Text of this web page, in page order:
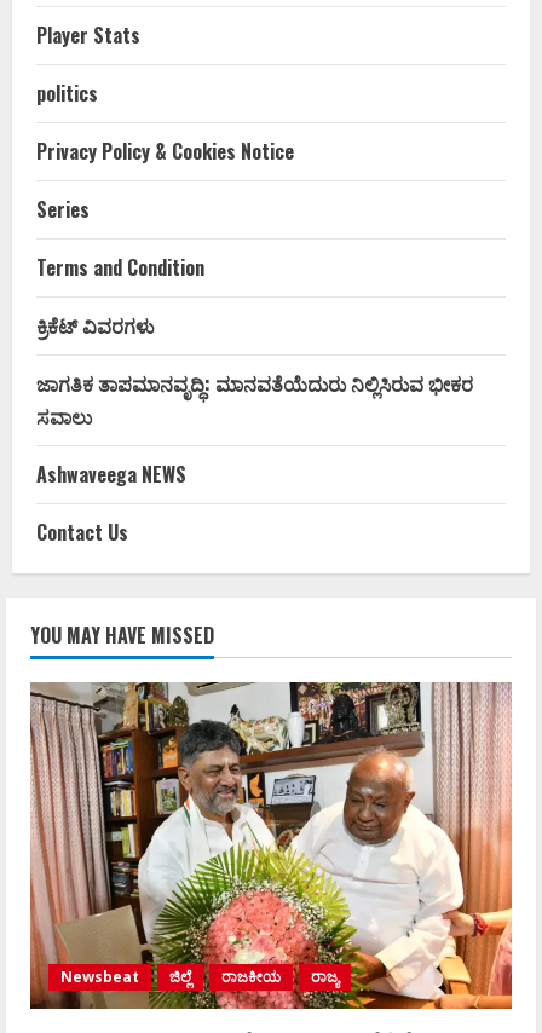
Player Stats
politics
Privacy Policy & Cookies Notice
Series
Terms and Condition
ಕ್ರಿಕೆಟ್ ವಿವರಗಳು
ಜಾಗತಿಕ ತಾಪಮಾನವೃದ್ಧಿ: ಮಾನವತೆಯೆದುರು ನಿಲ್ಲಿಸಿರುವ ಭೀಕರ
ಸವಾಲು
Ashwaveega NEWS
Contact Us
YOU MAY HAVE MISSED
Newsbeat ಜಿಲ್ಲೆ ರಾಜಕೀಯ ರಾಜ್ಯ